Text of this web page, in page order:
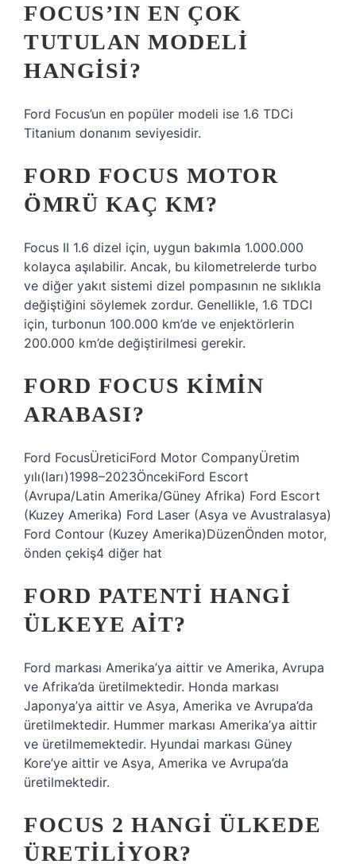
FOCUS’IN EN ÇOK
TUTULAN MODELI
HANGISI?
Ford Focus’un en popüler modeli ise 1.6 TDCi
Titanium donanım seviyesidir.
FORD FOCUS MOTOR
ÖMRÜ KAÇ KM?
Focus II 1.6 dizel için, uygun bakımla 1.000.000
kolayca aşılabilir. Ancak, bu kilometrelerde turbo
ve diğer yakıt sistemi dizel pompasının ne sıklıkla
değiştiğini söylemek zordur. Genellikle, 1.6 TDCI
için, turbonun 100.000 km’de ve enjektörlerin
200.000 km’de değiştirilmesi gerekir.
FORD FOCUS KIMIN
ARABASI?
Ford FocusÜreticiFord Motor CompanyÜretim
yılı(ları)1998–2023ÖncekiFord Escort
(Avrupa/Latin Amerika/Güney Afrika) Ford Escort
(Kuzey Amerika) Ford Laser (Asya ve Avustralasya)
Ford Contour (Kuzey Amerika)DüzenÖnden motor,
önden çekiş4 diğer hat
FORD PATENTI HANGI
ÜLKEYE AIT?
Ford markası Amerika’ya aittir ve Amerika, Avrupa
ve Afrika’da üretilmektedir. Honda markası
Japonya’ya aittir ve Asya, Amerika ve Avrupa’da
üretilmektedir. Hummer markası Amerika’ya aittir
ve üretilmemektedir. Hyundai markası Güney
Kore’ye aittir ve Asya, Amerika ve Avrupa’da
üretilmektedir.
FOCUS 2 HANGI ÜLKEDE
ÜRETILIYOR?